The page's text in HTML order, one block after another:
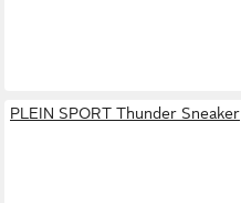
PLEIN SPORT Thunder Sneaker